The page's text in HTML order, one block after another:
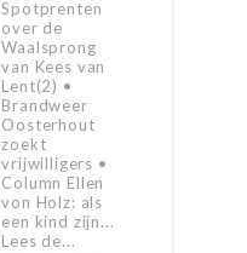
Spotprenten
over de
Waalsprong
van Kees van
Lent(2) •
Brandweer
Oosterhout
zoekt
vrijwilligers •
Column Ellen
von Holz: als
een kind zijn...
Lees de...